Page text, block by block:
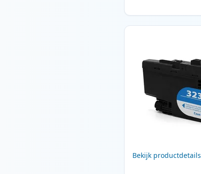
Bekijk productdetails